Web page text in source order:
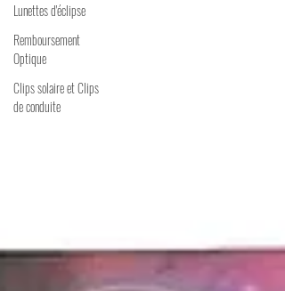
Lunettes d'éclipse
Remboursement
Optique
Clips solaire et Clips
de conduite